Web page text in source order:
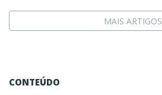
MAIS ARTIGOS
CONTEÚDO